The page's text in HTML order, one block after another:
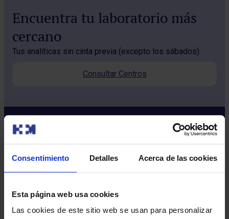
Consentimiento Detalles Acerca de las cookies
Esta página web usa cookies
Las cookies de este sitio web se usan para personalizar
Encuentra tu laboratorio más
cercano
Tus analíticas sin cinta previa (excepto los sábados).
Consultar Centros